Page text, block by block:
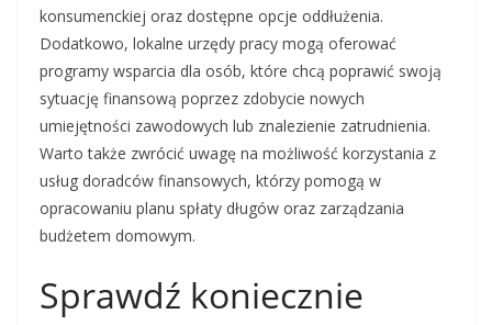
konsumenckiej oraz dostępne opcje oddłużenia.
Dodatkowo, lokalne urzędy pracy mogą oferować
programy wsparcia dla osób, które chcą poprawić swoją
sytuację finansową poprzez zdobycie nowych
umiejętności zawodowych lub znalezienie zatrudnienia.
Warto także zwrócić uwagę na możliwość korzystania z
usług doradców finansowych, którzy pomogą w
opracowaniu planu spłaty długów oraz zarządzania
budżetem domowym.
Sprawdź koniecznie